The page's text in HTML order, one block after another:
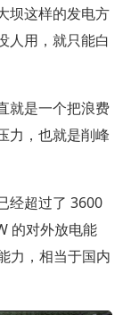
坝这样的发电方
人用，就只能白
就是一个把浪费
力，也就是削峰
经超过了 3600
的对外放电能
力，相当于国内